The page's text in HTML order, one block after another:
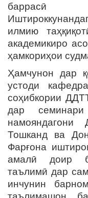
баррасӣ
илмию
академикиро
ҳамкориҳои
Ҳамчунон дар
устоди
соҳибкории
дар
намояндагони
Тошканд ва
Фарғона
амалӣ доир
таълимӣ дар
инчунин